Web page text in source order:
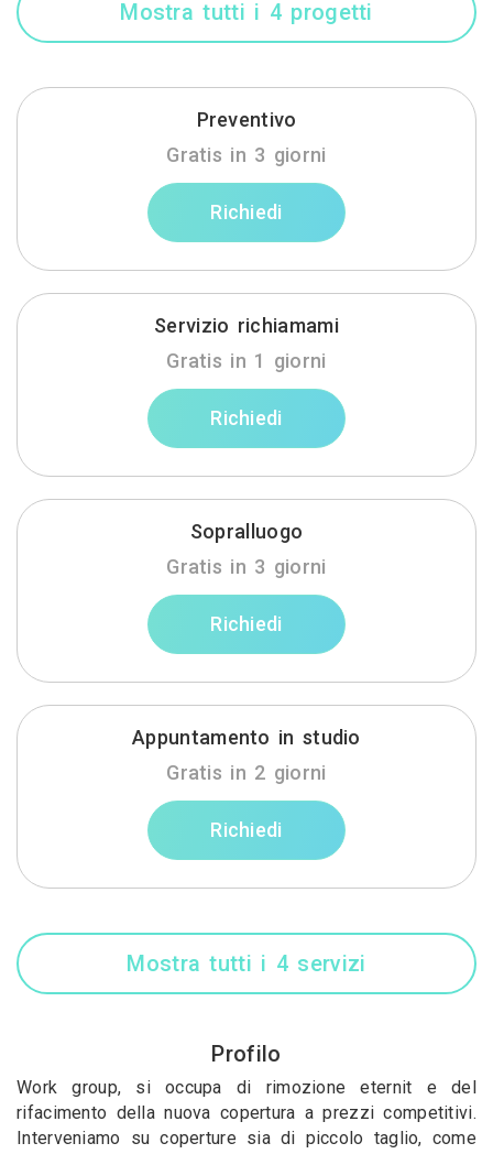
Mostra tutti i 4 progetti
Preventivo
Gratis in 3 giorni
Richiedi
Servizio richiamami
Gratis in 1 giorni
Richiedi
Sopralluogo
Gratis in 3 giorni
Richiedi
Appuntamento in studio
Gratis in 2 giorni
Richiedi
Mostra tutti i 4 servizi
Profilo
Work group, si occupa di rimozione eternit e del
rifacimento della nuova copertura a prezzi competitivi.
Interveniamo su coperture sia di piccolo taglio, come